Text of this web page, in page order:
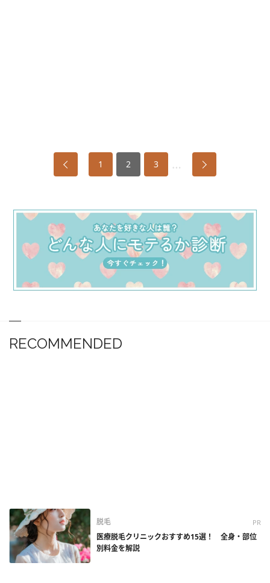
1 2 3 …
RECOMMENDED
脱毛 PR
医療脱毛クリニックおすすめ15選！ 全身・部位
別料金を解説